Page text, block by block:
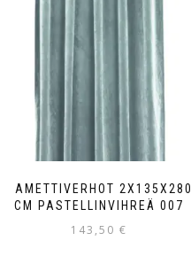
SAMETTIVERHOT 2X135X280
CM PASTELLINVIHREÄ 007
143,50 €